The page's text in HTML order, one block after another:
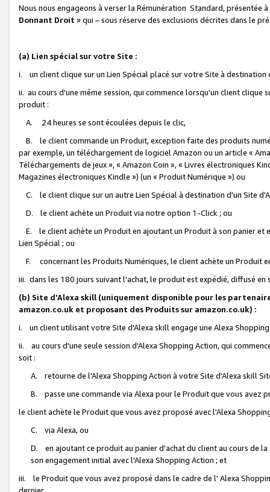
Nous nous engageons à verser la Rémunération Standard, présentée
Donnant Droit » qui – sous réserve des exclusions décrites dans le
(a) Lien spécial sur votre Site :
i. un client clique sur un Lien Spécial placé sur votre Site à destination
ii. au cours d'une même session, qui commence lorsqu'un client
produit :
A. 24 heures se sont écoulées depuis le clic,
B. le client commande un Produit, exception faite des produits
par exemple, un téléchargement de logiciel Amazon ou un article «
Téléchargements de jeux », « Amazon Coin », « Livres électroniques
Magazines électroniques Kindle ») (un « Produit Numérique ») ou
C. le client clique sur un autre Lien Spécial à destination d'un Site
D. le client achète un Produit via notre option 1-Click ; ou
E. le client achète un Produit en ajoutant un Produit à son panier et
Lien Spécial ; ou
F. concernant les Produits Numériques, le client achète un Produit
iii. dans les 180 jours suivant l'achat, le produit est expédié, diffusé
(b) Site d'Alexa skill (uniquement disponible pour les
amazon.co.uk et proposant des Produits sur amazon.co.uk) :
i. un client utilisant votre Site d'Alexa skill engage une Alexa
ii. au cours d'une seule session d'Alexa Shopping Action, qui
soit :
A. retourne de l'Alexa Shopping Action à votre Site d'Alexa skill
B. passe une commande via Alexa pour le Produit que vous avez
le client achète le Produit que vous avez proposé avec l'Alexa
C. via Alexa, ou
D. en ajoutant ce produit au panier d'achat du client au cours de
son engagement initial avec l'Alexa Shopping Action ; et
iii. le Produit que vous avez proposé dans le cadre de l' Alexa
dernier.